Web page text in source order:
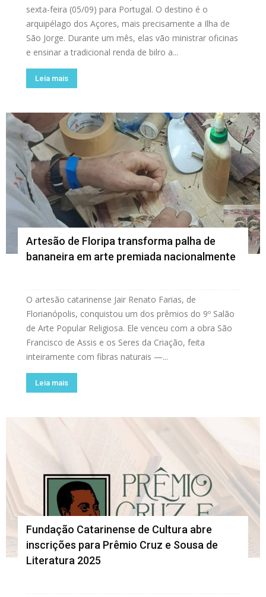
sexta-feira (05/09) para Portugal. O destino é o
arquipélago dos Açores, mais precisamente a Ilha de
São Jorge. Durante um mês, elas vão ministrar oficinas
e ensinar a tradicional renda de bilro a...
Leia mais
Artesão de Floripa transforma palha de
bananeira em arte premiada nacionalmente
O artesão catarinense Jair Renato Farias, de
Florianópolis, conquistou um dos prêmios do 9º Salão
de Arte Popular Religiosa. Ele venceu com a obra São
Francisco de Assis e os Seres da Criação, feita
inteiramente com fibras naturais —...
Leia mais
Fundação Catarinense de Cultura abre
inscrições para Prêmio Cruz e Sousa de
Literatura 2025